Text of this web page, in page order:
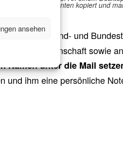
ansehen
der E-Mail kann unten kopiert und
Aachener Land- und
für Wissenschaft sowie
Namen unter die Mail
und ihm eine persönliche